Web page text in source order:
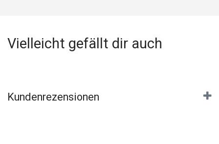
Vielleicht gefällt dir auch
Kundenrezensionen